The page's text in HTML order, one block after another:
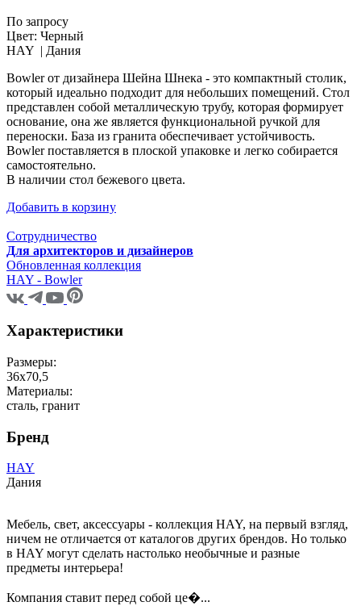
По запросу
Цвет: Черный
HAY | Дания
Bowler от дизайнера Шейна Шнека - это компактный столик,
который идеально подходит для небольших помещений. Стол
представлен собой металлическую трубу, которая формирует
основание, она же является функциональной ручкой для
переноски. База из гранита обеспечивает устойчивость.
Bowler поставляется в плоской упаковке и легко собирается
самостоятельно.
В наличии стол бежевого цвета.
Добавить в корзину
Сотрудничество
Для архитекторов и дизайнеров
Обновленная коллекция
HAY - Bowler
Характеристики
Размеры:
36х70,5
Материалы:
сталь, гранит
Бренд
HAY
Дания
Мебель, свет, аксессуары - коллекция HAY, на первый взгляд,
ничем не отличается от каталогов других брендов. Но только
в HAY могут сделать настолько необычные и разные
предметы интерьера!
Компания ставит перед собой це�...